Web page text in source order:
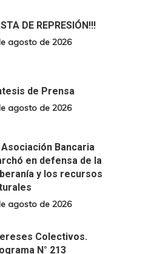
DE REPRESIÓN!!!
agosto de 2026
de Prensa
agosto de 2026
Asociación Bancaria
en defensa de la
y los recursos
agosto de 2026
Colectivos.
N° 213